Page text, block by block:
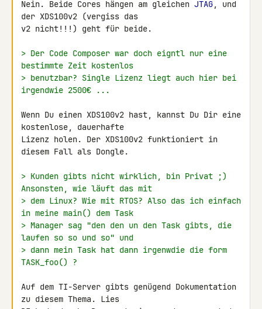
Nein. Beide Cores hängen am gleichen JTAG, und
der XDS100v2 (vergiss das
v2 nicht!!!) geht für beide.
> Der Code Composer war doch eigntl nur eine
bestimmte Zeit kostenlos
> benutzbar? Single Lizenz liegt auch hier bei
irgendwie 2500€ ...
Wenn Du einen XDS100v2 hast, kannst Du Dir eine
kostenlose, dauerhafte
Lizenz holen. Der XDS100v2 funktioniert in
diesem Fall als Dongle.
> Kunden gibts nicht wirklich, bin Privat ;)
Ansonsten, wie läuft das mit
> dem Linux? Wie mit RTOS? Also das ich einfach
in meine main() dem Task
> Manager sag "den den un den Task gibts, die
laufen so so und so" und
> dann mein Task hat dann irgenwdie die form
TASK_foo() ?
Auf dem TI-Server gibts genügend Dokumentation
zu diesem Thema. Lies